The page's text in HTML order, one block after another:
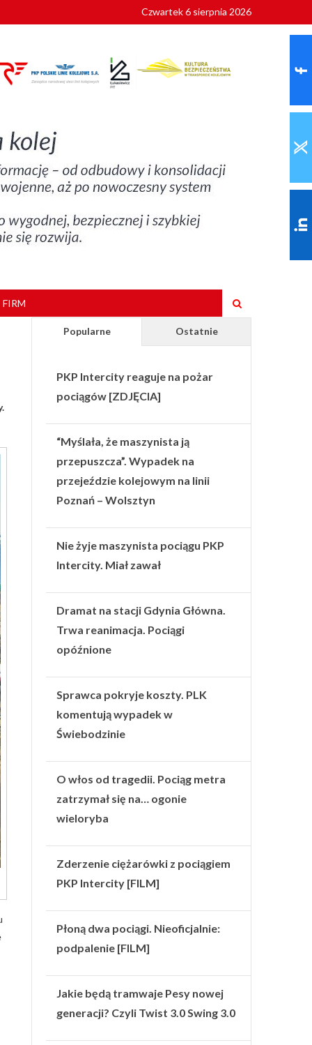
roku
Czwartek 6 sierpnia 2026
Popularne Ostatnie
PKP Intercity reaguje na pożar
pociągów [ZDJĘCIA]
“Myślała, że maszynista ją
przepuszcza”. Wypadek na
przejeździe kolejowym na linii
Poznań – Wolsztyn
Nie żyje maszynista pociągu PKP
Intercity. Miał zawał
Dramat na stacji Gdynia Główna.
Trwa reanimacja. Pociągi
opóźnione
Sprawca pokryje koszty. PLK
komentują wypadek w
Świebodzinie
O włos od tragedii. Pociąg metra
zatrzymał się na… ogonie
wieloryba
Zderzenie ciężarówki z pociągiem
PKP Intercity [FILM]
Płoną dwa pociągi. Nieoficjalnie:
podpalenie [FILM]
Jakie będą tramwaje Pesy nowej
generacji? Czyli Twist 3.0 Swing 3.0